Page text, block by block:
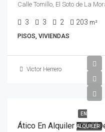
3 3 2 203 m²
PISOS, VIVIENDAS
Victor Herrero
EN
ALQUILER
Ático En Alquiler En C/